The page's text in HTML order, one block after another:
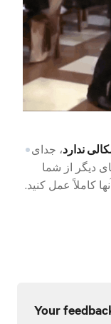
ندارد، جدای
دیگر از شما
کاملاً عمل کنید.
Your